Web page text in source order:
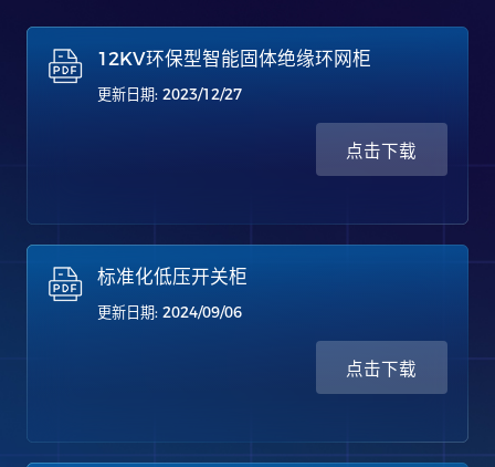
12KV环保型智能固体绝缘环网柜
更新日期: 2023/12/27
点击下载
标准化低压开关柜
更新日期: 2024/09/06
点击下载